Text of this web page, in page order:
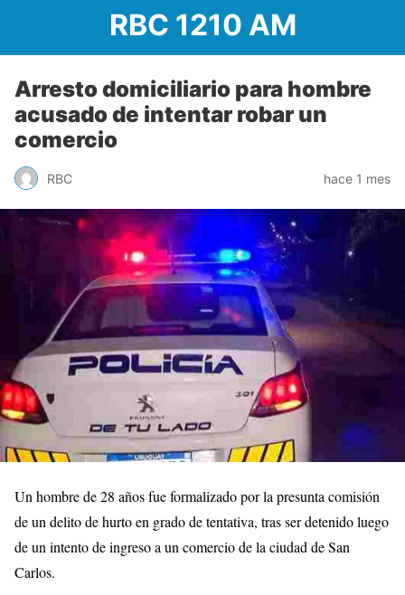
RBC 1210 AM
Arresto domiciliario para hombre
acusado de intentar robar un
comercio
RBC hace 1 mes
Un hombre de 28 años fue formalizado por la presunta comisión
de un delito de hurto en grado de tentativa, tras ser detenido luego
de un intento de ingreso a un comercio de la ciudad de San
Carlos.